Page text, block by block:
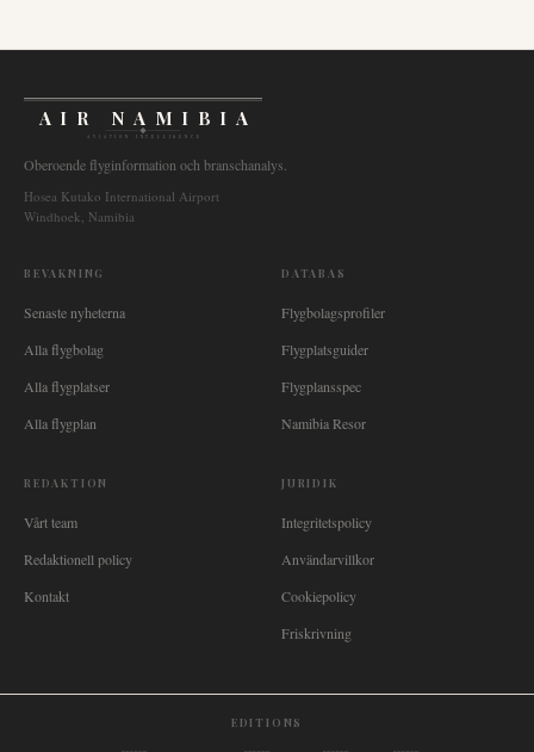
AIR NAMIBIA
AVIATION INTELLIGENCE
Oberoende flyginformation och branschanalys.
Hosea Kutako International Airport
Windhoek, Namibia
BEVAKNING
Senaste nyheterna
Alla flygbolag
Alla flygplatser
Alla flygplan
DATABAS
Flygbolagsprofiler
Flygplatsguider
Flygplansspec
Namibia Resor
REDAKTION
Vårt team
Redaktionell policy
Kontakt
JURIDIK
Integritetspolicy
Användarvillkor
Cookiepolicy
Friskrivning
EDITIONS